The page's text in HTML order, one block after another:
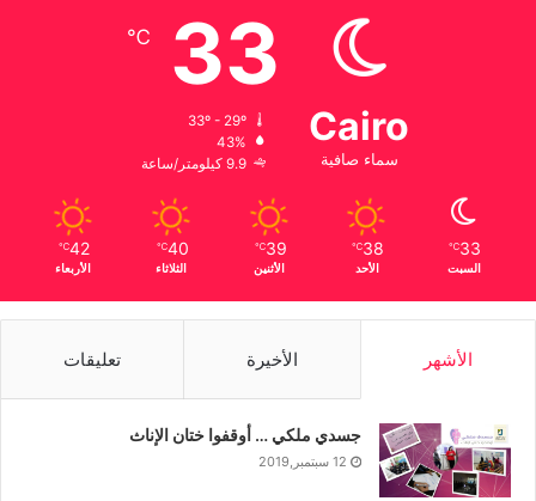
Cairo
سماء صافية
33
℃
43%
9.9 كيلومتر/ساعة
33
℃
السبت
38
℃
الأحد
39
℃
الأثنين
40
℃
الثلاثاء
42
℃
الأربعاء
الأشهر الأخيرة تعليقات
جسدي ملكي … أوقفوا ختان الإناث
12 سبتمبر,2019